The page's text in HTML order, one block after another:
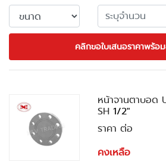
คลิกขอใบเสนอราคาพร้อ
หน้าจานตาบอด
SH1/2"
ราคา ต่อ
คงเหลือ